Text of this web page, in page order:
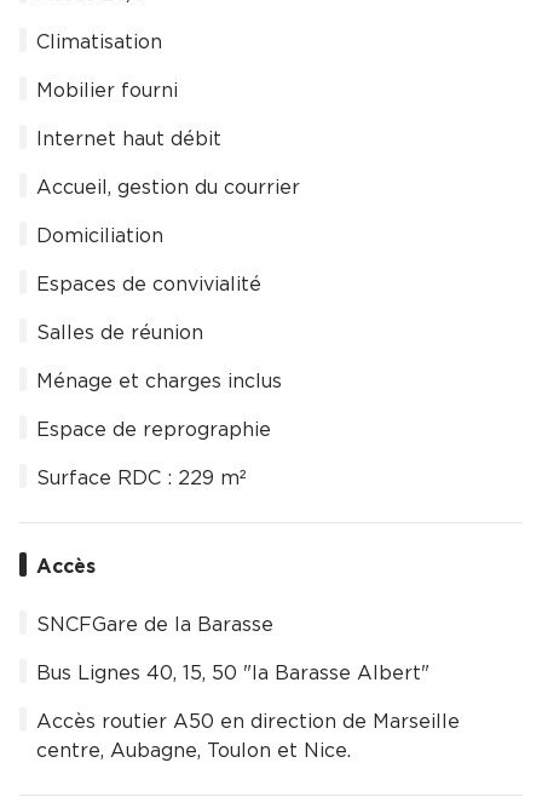
Climatisation
Mobilier fourni
Internet haut débit
Accueil, gestion du courrier
Domiciliation
Espaces de convivialité
Salles de réunion
Ménage et charges inclus
Espace de reprographie
Surface RDC : 229 m²
Accès
SNCFGare de la Barasse
Bus Lignes 40, 15, 50 "la Barasse Albert"
Accès routier A50 en direction de Marseille
centre, Aubagne, Toulon et Nice.